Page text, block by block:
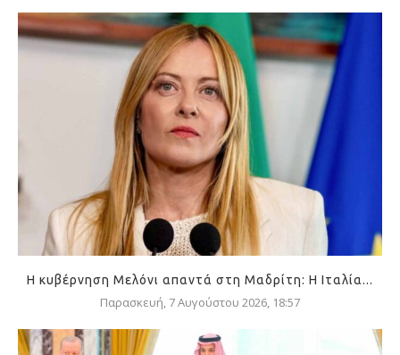
Η κυβέρνηση Μελόνι απαντά στη Μαδρίτη: Η Ιταλία...
Παρασκευή, 7 Αυγούστου 2026, 18:57